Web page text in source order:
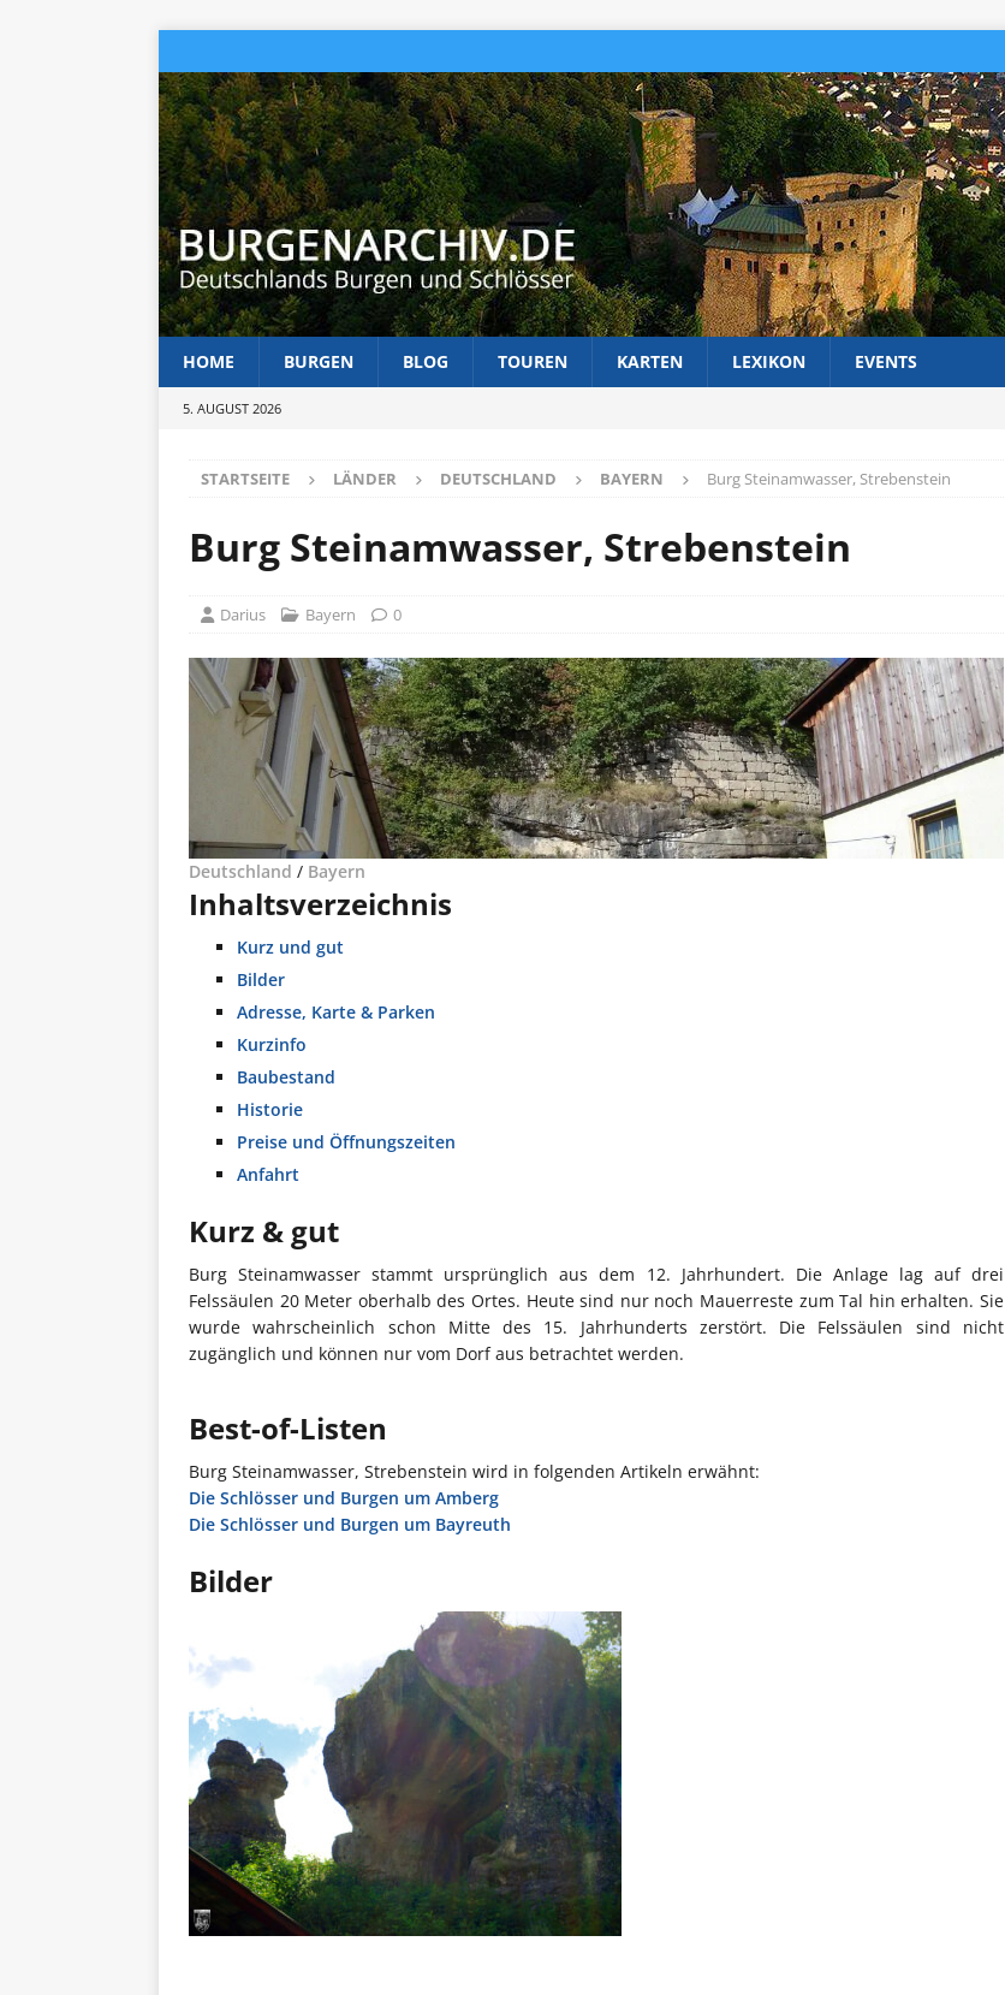
HOME BURGEN BLOG TOUREN KARTEN LEXIKON EVENTS
5. AUGUST 2026
STARTSEITE LÄNDER DEUTSCHLAND BAYERN Burg Steinamwasser, Strebenstein
Burg Steinamwasser, Strebenstein
Darius Bayern 0
Deutschland / Bayern
Inhaltsverzeichnis
Kurz und gut
Bilder
Adresse, Karte & Parken
Kurzinfo
Baubestand
Historie
Preise und Öffnungszeiten
Anfahrt
Kurz & gut
Burg Steinamwasser stammt ursprünglich aus dem 12. Jahrhundert. Die Anlage lag auf drei
Felssäulen 20 Meter oberhalb des Ortes. Heute sind nur noch Mauerreste zum Tal hin erhalten. Sie
wurde wahrscheinlich schon Mitte des 15. Jahrhunderts zerstört. Die Felssäulen sind nicht
zugänglich und können nur vom Dorf aus betrachtet werden.
Best-of-Listen
Burg Steinamwasser, Strebenstein wird in folgenden Artikeln erwähnt:
Die Schlösser und Burgen um Amberg
Die Schlösser und Burgen um Bayreuth
Bilder